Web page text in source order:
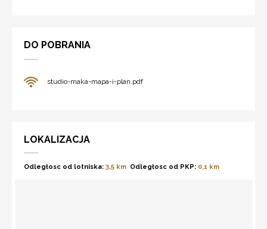
DO POBRANIA
studio-maka-mapa-i-plan.pdf
LOKALIZACJA
Odległosc od lotniska: 3,5 km Odległosc od PKP: 0,1 km